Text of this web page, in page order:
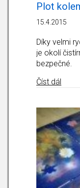
Plot
15.4.2015
Díky velmi
je okolí
bezpečné.
Číst dál